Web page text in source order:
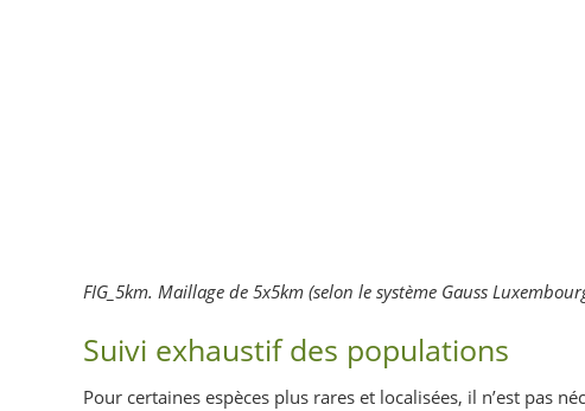
FIG_5km. Maillage de 5x5km (selon le système Gauss
Suivi exhaustif des populations
Pour certaines espèces plus rares et localisées, il n’est pas